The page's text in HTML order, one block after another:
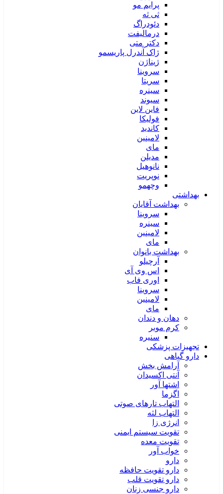
پرایم مو
ثی ثه
دئودراگ
درمالیفت
دکتر متی
ژاک آندرل پاریسمو
ژیناژن
سروینا
سریتا
سینره
سیوند
فاین لاین
فولیکا
کاندید
لامینین
مای
مدیلن
نانوهیل
نوپریت
وچهمو
بهداشتی
بهداشت آقایان
سروینا
سینره
لامینین
مای
بهداشت بانوان
آرچیلو
اس وی آی
اوری فاب
سروینا
لامینین
مای
دهان و دندان
کرم موبر
سنیره
تجهیزات پزشکی
دارو گیاهی
آرامش بخش
آنتی اکسیدان
اشتها آور
اگزما
التهاب تارهای صوتی
التهاب لثه
انرژی زا
تقویت سیستم ایمنی
تقویت معده
خواب آور
دارو
دارو تقویت حافظه
دارو تقویت قلب
دارو جنسی زنان